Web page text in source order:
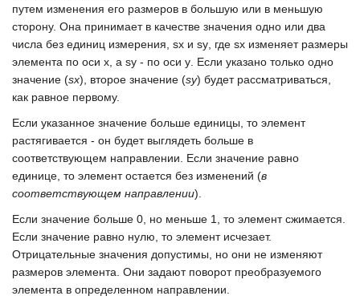
путем изменения его размеров в большую или в меньшую
сторону. Она принимает в качестве значения одно или два
числа без единиц измерения, sx и sy , где sx изменяет размеры
элемента по оси х , а sy - по оси у . Если указано только одно
значение (sx), второе значение (sy) будет рассматриваться,
как равное первому.
Если указанное значение больше единицы, то элемент
растягивается - он будет выглядеть больше в
соответствующем направлении. Если значение равно
единице, то элемент остается без изменений (в
соответствующем направлении).
Если значение больше 0 , но меньше 1
, то элемент сжимается.
Если значение равно нулю, то элемент исчезает.
Отрицательные значения допустимы, но они не изменяют
размеров элемента. Они задают поворот преобразуемого
элемента в определенном направлении.